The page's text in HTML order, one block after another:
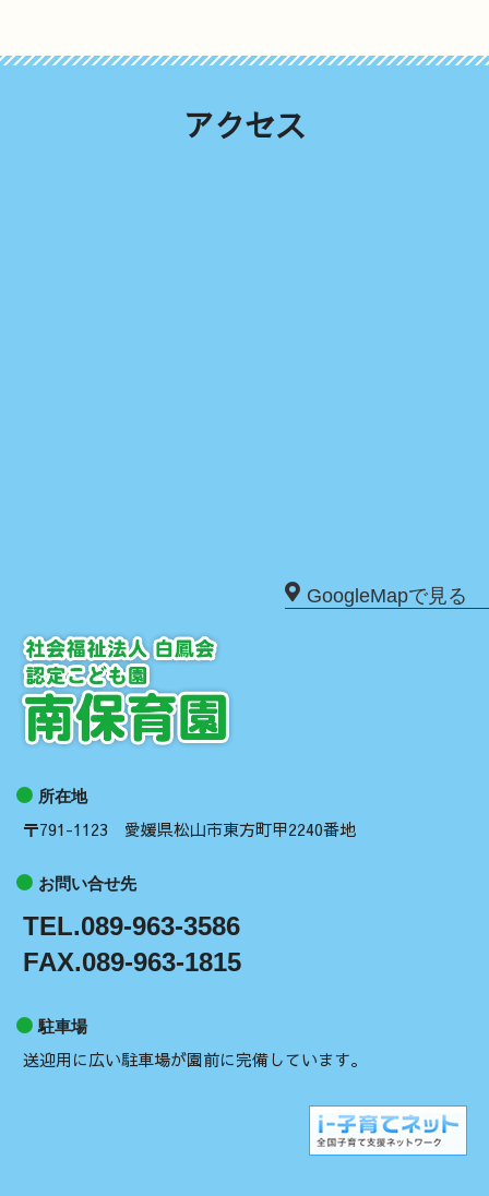
アクセス
GoogleMapで見る
所在地
〒791-1123 愛媛県松山市東方町甲2240番地
お問い合せ先
TEL.089-963-3586
FAX.089-963-1815
駐車場
送迎用に広い駐車場が園前に完備しています。